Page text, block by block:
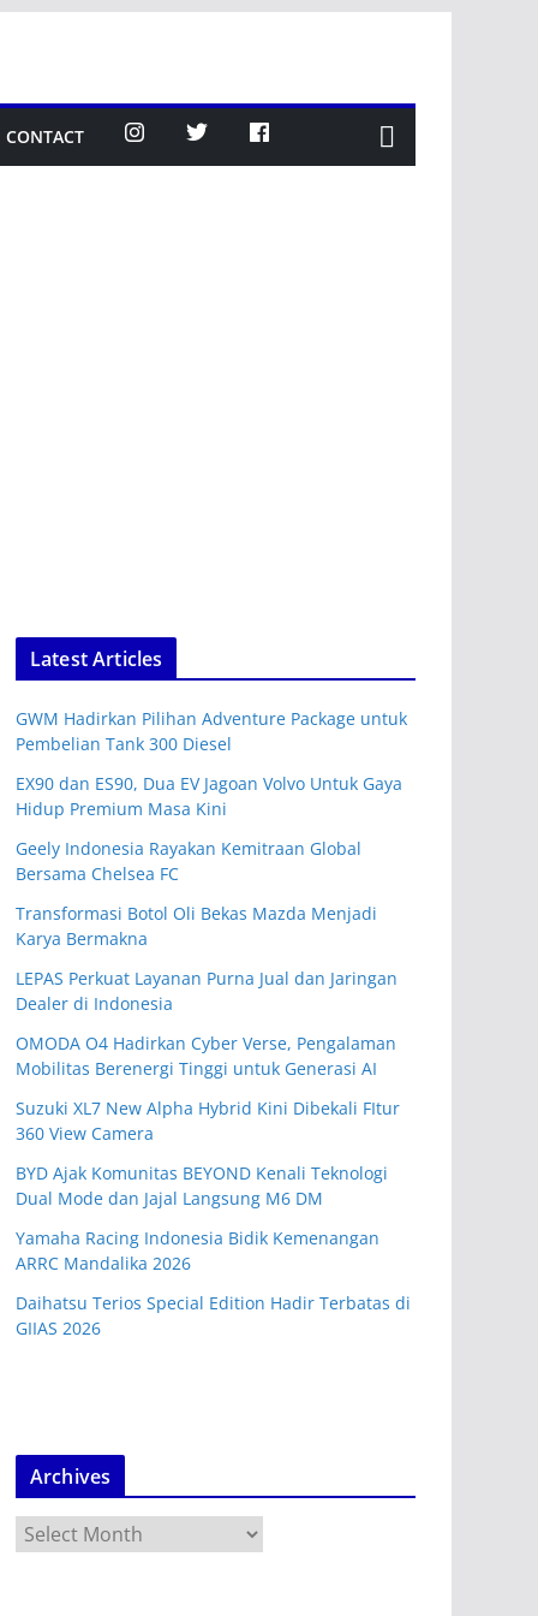
CONTACT
Latest Articles
GWM Hadirkan Pilihan Adventure Package untuk
Pembelian Tank 300 Diesel
EX90 dan ES90, Dua EV Jagoan Volvo Untuk Gaya
Hidup Premium Masa Kini
Geely Indonesia Rayakan Kemitraan Global
Bersama Chelsea FC
Transformasi Botol Oli Bekas Mazda Menjadi
Karya Bermakna
LEPAS Perkuat Layanan Purna Jual dan Jaringan
Dealer di Indonesia
OMODA O4 Hadirkan Cyber Verse, Pengalaman
Mobilitas Berenergi Tinggi untuk Generasi AI
Suzuki XL7 New Alpha Hybrid Kini Dibekali FItur
360 View Camera
BYD Ajak Komunitas BEYOND Kenali Teknologi
Dual Mode dan Jajal Langsung M6 DM
Yamaha Racing Indonesia Bidik Kemenangan
ARRC Mandalika 2026
Daihatsu Terios Special Edition Hadir Terbatas di
GIIAS 2026
Archives
r